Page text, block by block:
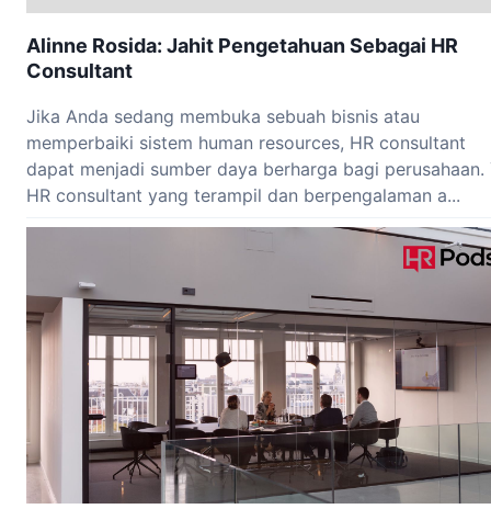
Alinne Rosida: Jahit Pengetahuan Sebagai HR
Consultant
Jika Anda sedang membuka sebuah bisnis atau
memperbaiki sistem human resources, HR consultant
dapat menjadi sumber daya berharga bagi perusahaan.
HR consultant yang terampil dan berpengalaman a...